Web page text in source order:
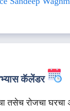
कॅलेंडर
तसेच रोजचा घरचा